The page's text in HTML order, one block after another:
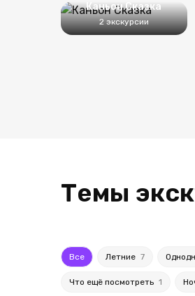
Каньон Сказка
2 экскурсии
Темы
Все Летние 7
Что ещё посмотреть 1